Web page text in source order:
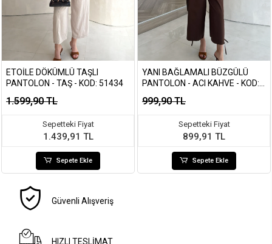
ETOILE DÖKÜMLÜ TAŞLI
PANTOLON - TAŞ - KOD: 51434
1.599,90 TL
Sepetteki Fiyat
1.439,91 TL
Sepete Ekle
YANI BAĞLAMALI BÜZGÜLÜ
PANTOLON - ACI KAHVE - KOD:
999,90 TL
Sepetteki Fiyat
899,91 TL
Sepete Ekle
Güvenli Alışveriş
HIZLI TESLİMAT